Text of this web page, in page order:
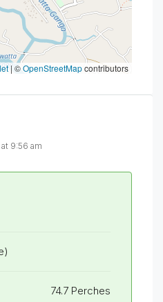
|©OpenStreetMapcontributors
9:56 am
74.7 Perches